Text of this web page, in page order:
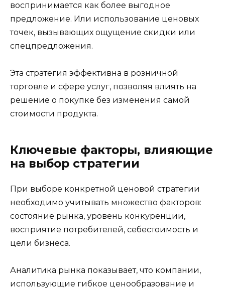
воспринимается как более выгодное
предложение. Или использование ценовых
точек, вызывающих ощущение скидки или
спецпредложения.
Эта стратегия эффективна в розничной
торговле и сфере услуг, позволяя влиять на
решение о покупке без изменения самой
стоимости продукта.
Ключевые факторы, влияющие
на выбор стратегии
При выборе конкретной ценовой стратегии
необходимо учитывать множество факторов:
состояние рынка, уровень конкуренции,
восприятие потребителей, себестоимость и
цели бизнеса.
Аналитика рынка показывает, что компании,
использующие гибкое ценообразование и